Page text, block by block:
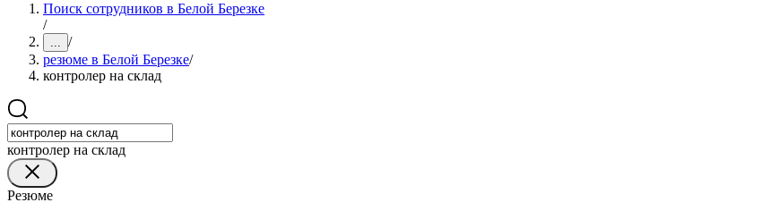
Поиск сотрудников в Белой Березке
/
... /
резюме в Белой Березке/
контролер на склад
контролер на склад
Резюме